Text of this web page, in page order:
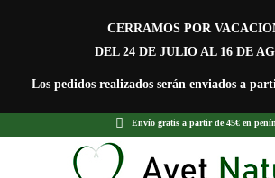
CERRAMOS POR
DEL 24 DE JULIO AL 16 DE
Los pedidos realizados serán enviados a
Envío gratis a partir de 45€ en